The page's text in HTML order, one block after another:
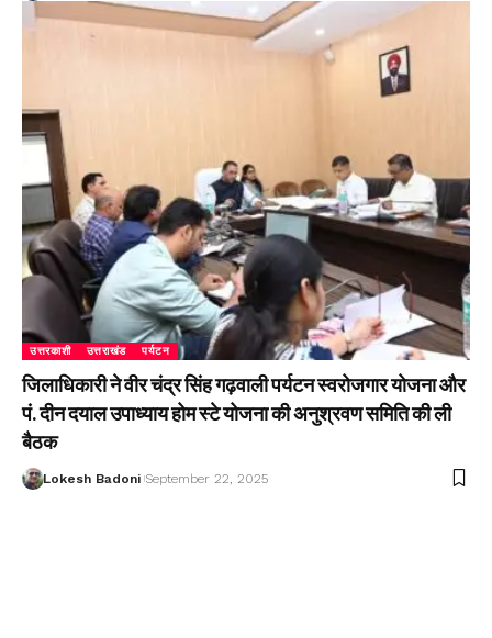
उत्तरकाशी उत्तराखंड पर्यटन
जिलाधिकारी ने वीर चंद्र सिंह गढ़वाली पर्यटन स्वरोजगार योजना और
पं. दीन दयाल उपाध्याय होम स्टे योजना की अनुश्रवण समिति की ली
बैठक
Lokesh Badoni September 22, 2025